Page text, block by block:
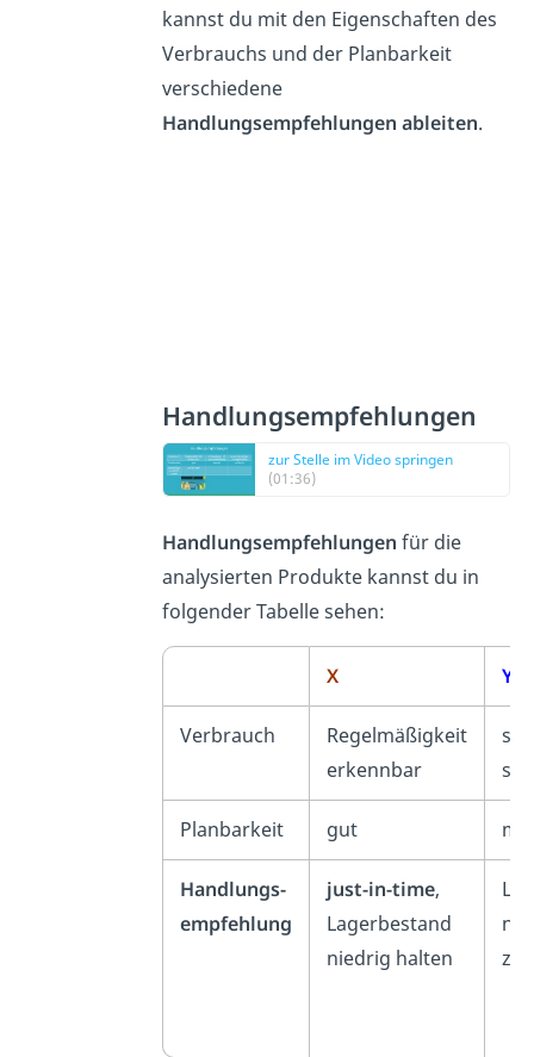
kannst du mit den Eigenschaften des
Verbrauchs und der Planbarkeit
verschiedene
Handlungsempfehlungen ableiten.
Handlungsempfehlungen
zur Stelle im Video springen
(01:36)
Handlungsempfehlungen für die
analysierten Produkte kannst du in
folgender Tabelle sehen:
X Y
Verbrauch
Regelmäßigkeit
erkennbar
Planbarkeit gut
Handlungs-
empfehlung
just-in-time,
Lagerbestand
niedrig halten